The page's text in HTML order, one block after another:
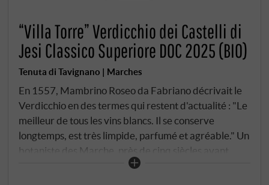
“Villa Torre” Verdicchio dei Castelli di
Jesi Classico Superiore DOC 2025 (BIO)
Tenuta di Tavignano | Marches
En 1557, Mambrino Roseo da Fabriano décrivait le
Verdicchio en des termes qui restent d'actualité : "Le
meilleur de tous les vins blancs. Il se conserve
longtemps, est très limpide, parfumé et agréable." Un
botaniste des Marche, près de cinq siècles avant
l’œnologie moderne. Et il avait raison. La Tenuta di